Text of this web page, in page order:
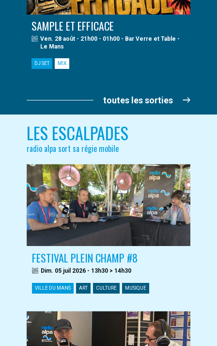
SAMPLE ET EFFICACE
Ven. 28 août - 21h00 - 01h00 - Bar Verre et Table -
Le Mans
DJ SET MIX
toutes les sorties
LES ESCALPADES
radio alpa sort sa régie mobile
FESTIVAL PLEIN CHAMP #8
Dim. 05 juil 2026 - 13h30 > 14h30
VILLE DU MANS ART CULTURE MUSIQUE